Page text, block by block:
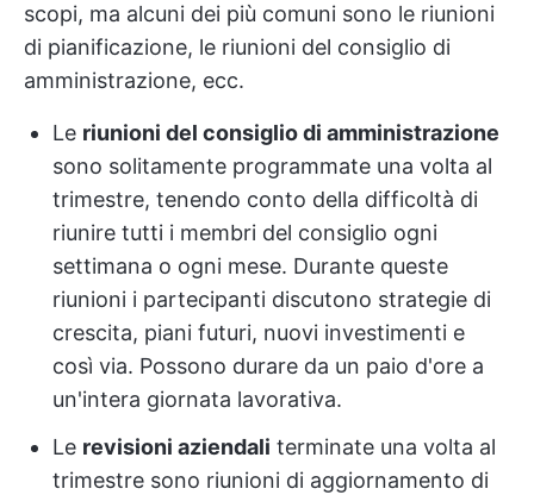
scopi, ma alcuni dei più comuni sono le riunioni
di pianificazione, le riunioni del consiglio di
amministrazione, ecc.
Le riunioni del consiglio di amministrazione
sono solitamente programmate una volta al
trimestre, tenendo conto della difficoltà di
riunire tutti i membri del consiglio ogni
settimana o ogni mese. Durante queste
riunioni i partecipanti discutono strategie di
crescita, piani futuri, nuovi investimenti e
così via. Possono durare da un paio d'ore a
un'intera giornata lavorativa.
Le revisioni aziendali terminate una volta al
trimestre sono riunioni di aggiornamento di